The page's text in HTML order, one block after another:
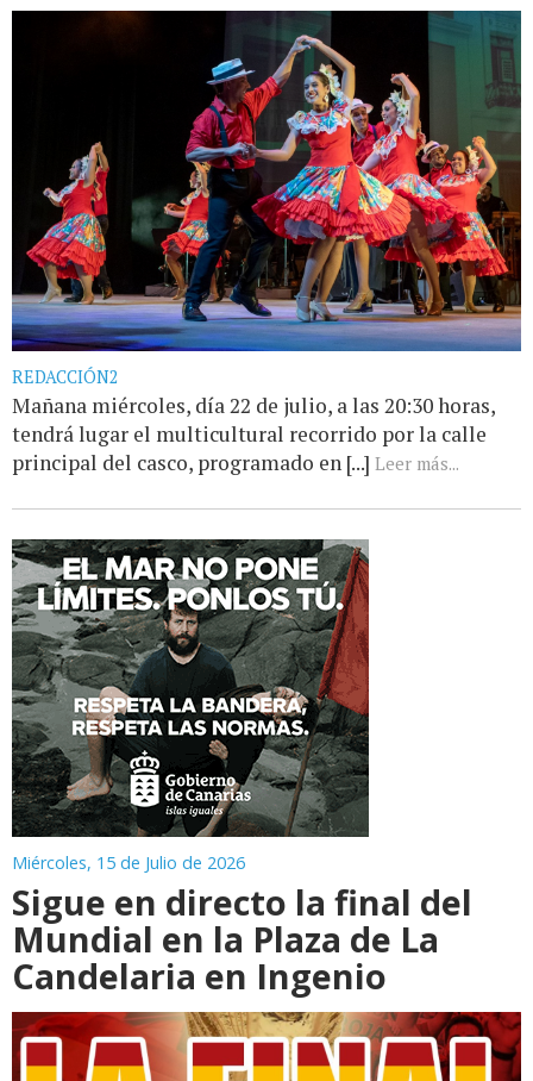
REDACCIÓN2
Mañana miércoles, día 22 de julio, a las 20:30 horas,
tendrá lugar el multicultural recorrido por la calle
principal del casco, programado en [...] Leer más...
Miércoles, 15 de Julio de 2026
Sigue en directo la final del
Mundial en la Plaza de La
Candelaria en Ingenio